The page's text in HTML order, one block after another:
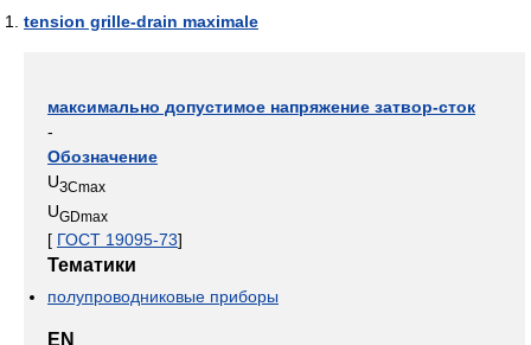
tension grille-drain maximale
максимально допустимое напряжение затвор-сток
-
Обозначение
UЗСmax
UGDmax
[ ГОСТ 19095-73]
Тематики
полупроводниковые приборы
EN